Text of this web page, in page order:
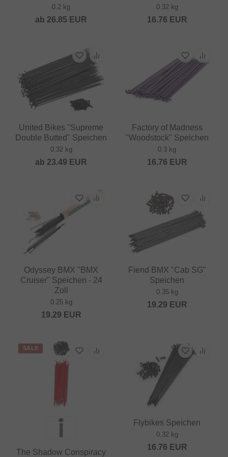
0.2 kg
ab 26.85 EUR
0.32 kg
16.76 EUR
United Bikes "Supreme
Double Butted" Speichen
0.32 kg
ab 23.49 EUR
Factory of Madness
"Woodstock" Speichen
0.3 kg
16.76 EUR
Odyssey BMX "BMX
Cruiser" Speichen - 24
Zoll
0.25 kg
19.29 EUR
Fiend BMX "Cab SG"
Speichen
0.35 kg
19.29 EUR
SALE
The Shadow Conspiracy
Flybikes Speichen
0.32 kg
16.76 EUR